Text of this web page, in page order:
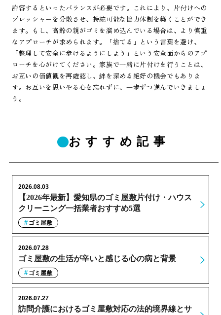
許容するといったバランスが必要です。これにより、片付けへの
プレッシャーを分散させ、持続可能な協力体制を築くことができ
ます。もし、高齢の親がゴミを溜め込んでいる場合は、より慎重
なアプローチが求められます。「捨てる」という言葉を避け、
「整理して安全に歩けるようにしよう」という安全面からのアプ
ローチを心がけてください。家族で一緒に片付けを行うことは、
お互いの価値観を再確認し、絆を深める絶好の機会でもありま
す。お互いを思いやる心を忘れずに、一歩ずつ進んでいきましょ
う。
おすすめ記事
【2026年最新】愛知県のゴミ屋敷片付け・ハウス
クリーニング一括業者おすすめ5選
2026.08.03
ゴミ屋敷
ゴミ屋敷の生活が辛いと感じる心の病と背景
2026.07.28
ゴミ屋敷
訪問介護におけるゴミ屋敷対応の法的境界線とサ
2026.07.27